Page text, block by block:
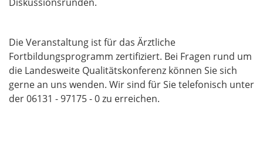
Die Veranstaltung ist für das Ärztliche
Fortbildungsprogramm zertifiziert. Bei Fragen rund um
die Landesweite Qualitätskonferenz können Sie sich
gerne an uns wenden. Wir sind für Sie telefonisch unter
der 06131 - 97175 - 0 zu erreichen.